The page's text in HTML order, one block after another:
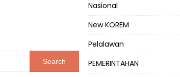
Nasional
New KOREM
Pelalawan
PEMERINTAHAN